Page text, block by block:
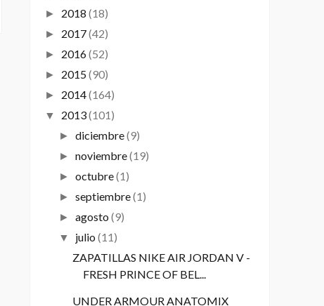
► 2018 (18)
► 2017(42)
► 2016(52)
► 2015(90)
► 2014(164)
▼ 2013(101)
► diciembre(9)
► noviembre(19)
► octubre(1)
► septiembre(1)
► agosto (9)
▼ julio (11)
ZAPATILLAS NIKE AIR JORDAN V -
FRESH PRINCE OF BEL...
UNDER ARMOUR ANATOMIX